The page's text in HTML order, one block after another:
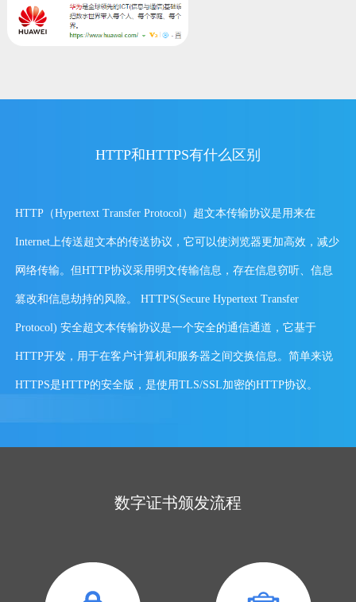
HTTP和HTTPS有什么区别
HTTP（Hypertext Transfer Protocol）超文本传输协议是用来在
Internet上传送超文本的传送协议，它可以使浏览器更加高效，减少
网络传输。但HTTP协议采用明文传输信息，存在信息窃听、信息
篡改和信息劫持的风险。 HTTPS(Secure Hypertext Transfer
Protocol) 安全超文本传输协议是一个安全的通信通道，它基于
HTTP开发，用于在客户计算机和服务器之间交换信息。简单来说
HTTPS是HTTP的安全版，是使用TLS/SSL加密的HTTP协议。
数字证书颁发流程